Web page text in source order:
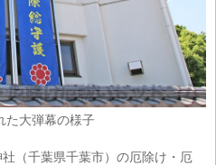
た大弾幕の様子
（千葉県千葉市）の厄除け・厄